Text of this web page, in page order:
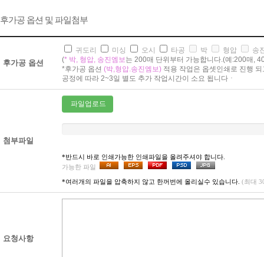
후가공 옵션 및 파일첨부
후가공 옵션
귀도리 미싱 오시 타공 박 형압
송
(* 박, 형압, 송진엠보는 200매 단위부터 가능합니다.(예:200매,
*후가공 옵션 (박,형압.송진엠보) 적용 작업은 옵셋인쇄로 진행
공정에 따라 2~3일 별도 추가 작업시간이 소요 됩니다ㆍ
첨부파일
파일업로드
*반드시 바로 인쇄가능한 인쇄파일을 올려주셔야 합니다.
가능한 파일
*여러개의 파일을 압축하지 않고 한꺼번에 올리실수 있습니다. (최대
요청사항